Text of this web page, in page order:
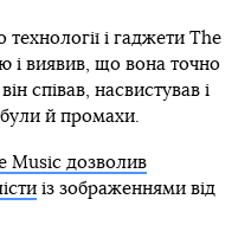
і гаджети The
і виявив, що вона точно
співав, насвистував і
й промахи.
Music дозволив
із зображеннями від